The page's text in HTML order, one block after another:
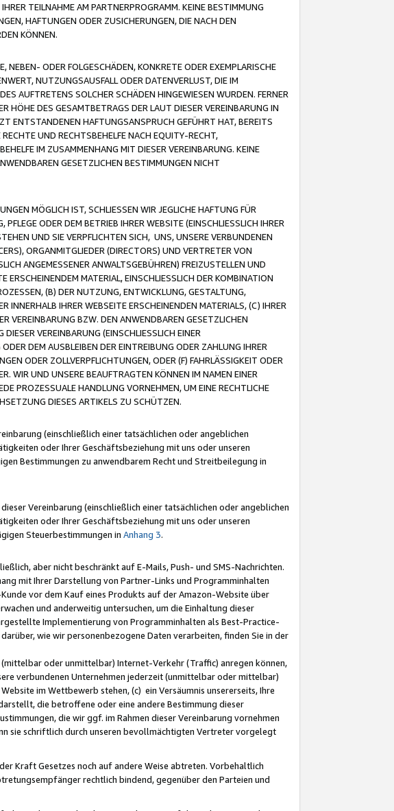
TEILNAHME AM PARTNERPROGRAMM. KEINE BESTIMMUNG
HAFTUNGEN ODER ZUSICHERUNGEN, DIE NACH DEN
KÖNNEN.
ODER FOLGESCHÄDEN, KONKRETE ODER EXEMPLARISCHE
NUTZUNGSAUSFALL ODER DATENVERLUST, DIE IM
AUFTRETENS SOLCHER SCHÄDEN HINGEWIESEN WURDEN. FERNER
HÖHE DES GESAMTBETRAGS DER LAUT DIESER VEREINBARUNG IN
ENTSTANDENEN HAFTUNGSANSPRUCH GEFÜHRT HAT, BEREITS
UND RECHTSBEHELFE NACH EQUITY-RECHT,
IM ZUSAMMENHANG MIT DIESER VEREINBARUNG. KEINE
GESETZLICHEN BESTIMMUNGEN NICHT
MÖGLICH IST, SCHLIESSEN WIR JEGLICHE HAFTUNG FÜR
ODER DEM BETRIEB IHRER WEBSITE (EINSCHLIESSLICH IHRER
UND SIE VERPFLICHTEN SICH, UNS, UNSERE VERBUNDENEN
ORGANMITGLIEDER (DIRECTORS) UND VERTRETER VON
ANGEMESSENER ANWALTSGEBÜHREN) FREIZUSTELLEN UND
MATERIAL, EINSCHLIESSLICH DER KOMBINATION
(B) DER NUTZUNG, ENTWICKLUNG, GESTALTUNG,
INNERHALB IHRER WEBSEITE ERSCHEINENDEN MATERIALS, (C) IHRER
VEREINBARUNG BZW. DEN ANWENDBAREN GESETZLICHEN
VEREINBARUNG (EINSCHLIESSLICH EINER
DEM AUSBLEIBEN DER EINTREIBUNG ODER ZAHLUNG IHRER
ODER ZOLLVERPFLICHTUNGEN, ODER (F) FAHRLÄSSIGKEIT ODER
WIR UND UNSERE BEAUFTRAGTEN KÖNNEN IM NAMEN EINER
PROZESSUALE HANDLUNG VORNEHMEN, UM EINE RECHTLICHE
DIESES ARTIKELS ZU SCHÜTZEN.
(einschließlich einer tatsächlichen oder angeblichen
oder Ihrer Geschäftsbeziehung mit uns oder unseren
Bestimmungen zu anwendbarem Recht und Streitbeilegung in
Vereinbarung (einschließlich einer tatsächlichen oder angeblichen
oder Ihrer Geschäftsbeziehung mit uns oder unseren
Steuerbestimmungen in Anhang 3.
aber nicht beschränkt auf E-Mails, Push- und SMS-Nachrichten.
mit Ihrer Darstellung von Partner-Links und Programminhalten
vor dem Kauf eines Produkts auf der Amazon-Website über
und anderweitig untersuchen, um die Einhaltung dieser
Implementierung von Programminhalten als Best-Practice-
wie wir personenbezogene Daten verarbeiten, finden Sie in der
oder unmittelbar) Internet-Verkehr (Traffic) anregen können,
verbundenen Unternehmen jederzeit (unmittelbar oder mittelbar)
im Wettbewerb stehen, (c) ein Versäumnis unsererseits, Ihre
die betroffene oder eine andere Bestimmung dieser
die wir ggf. im Rahmen dieser Vereinbarung vornehmen
sie schriftlich durch unseren bevollmächtigten Vertreter vorgelegt
Kraft Gesetzes noch auf andere Weise abtreten. Vorbehaltlich
rechtlich bindend, gegenüber den Parteien und